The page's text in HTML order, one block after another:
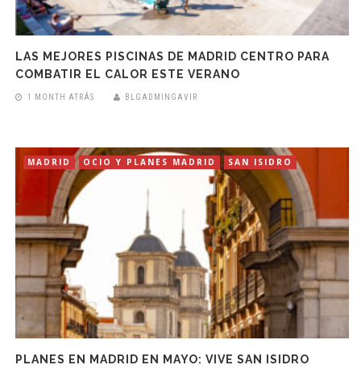
LAS MEJORES PISCINAS DE MADRID CENTRO PARA
COMBATIR EL CALOR ESTE VERANO
1 MONTH ATRÁS BLGADMINGAVIR
MADRID OCIO Y PLANES MADRID SAN ISIDRO
PLANES EN MADRID EN MAYO: VIVE SAN ISIDRO